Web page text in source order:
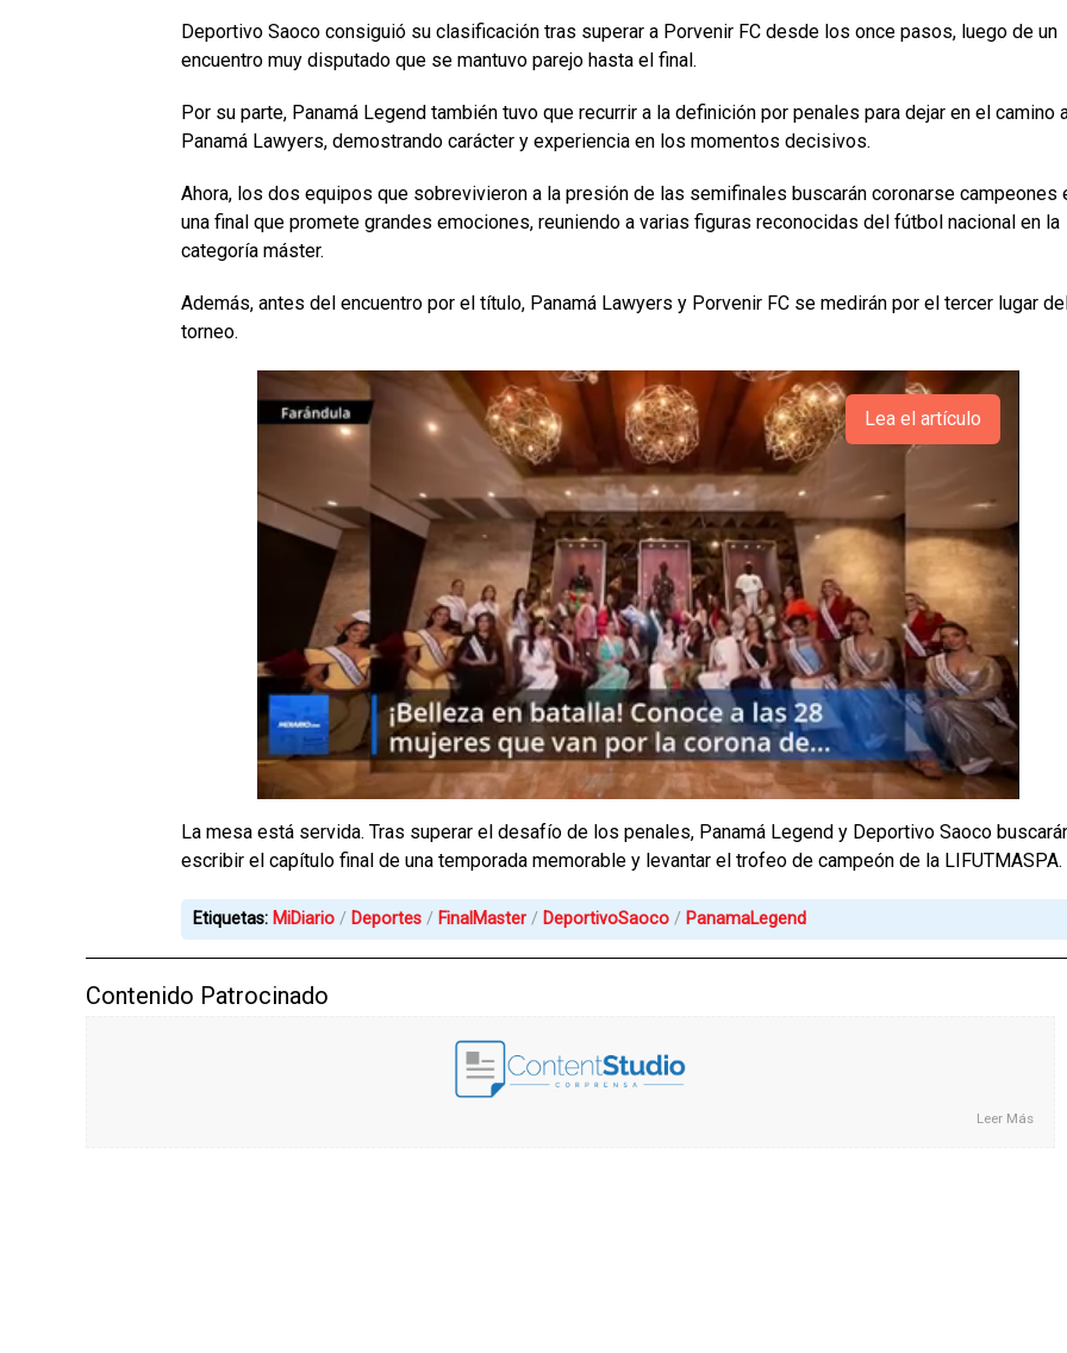
Deportivo Saoco consiguió su clasificación tras superar a Porvenir FC desde los once pasos, luego de un
encuentro muy disputado que se mantuvo parejo hasta el final.
Por su parte, Panamá Legend también tuvo que recurrir a la definición por penales para dejar en el camino
Panamá Lawyers, demostrando carácter y experiencia en los momentos decisivos.
Ahora, los dos equipos que sobrevivieron a la presión de las semifinales buscarán coronarse campeones
una final que promete grandes emociones, reuniendo a varias figuras reconocidas del fútbol nacional en la
categoría máster.
Además, antes del encuentro por el título, Panamá Lawyers y Porvenir FC se medirán por el tercer lugar
torneo.
Lea el artículo
La mesa está servida. Tras superar el desafío de los penales, Panamá Legend y Deportivo Saoco
escribir el capítulo final de una temporada memorable y levantar el trofeo de campeón de la LIFUTMASPA.
Etiquetas: MiDiario Deportes FinalMaster DeportivoSaoco PanamaLegend
Contenido Patrocinado
Leer Más